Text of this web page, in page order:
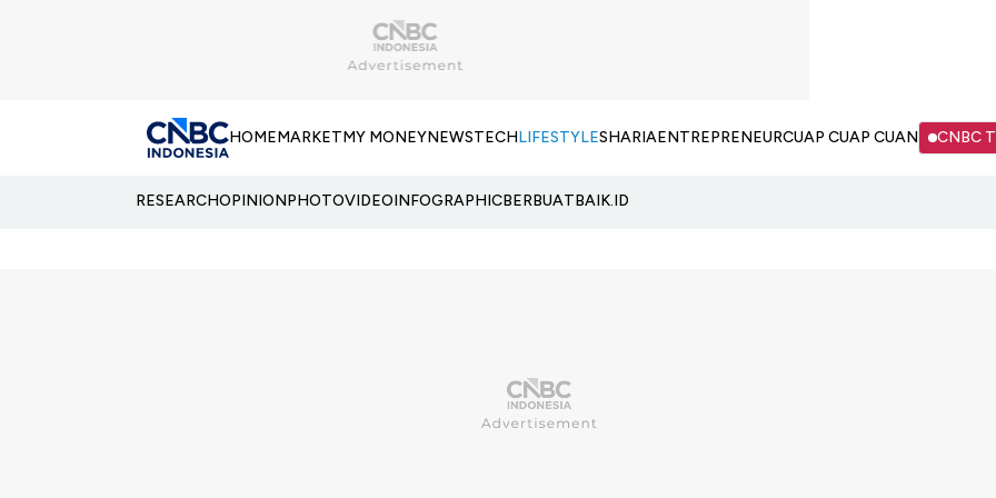
HOMEMARKETMY MONEYNEWSTECHLIFESTYLESHARIAENTREPRENEURCUAP CUAP CUAN CNBC
RESEARCHOPINIONPHOTOVIDEOINFOGRAPHICBERBUATBAIK.ID